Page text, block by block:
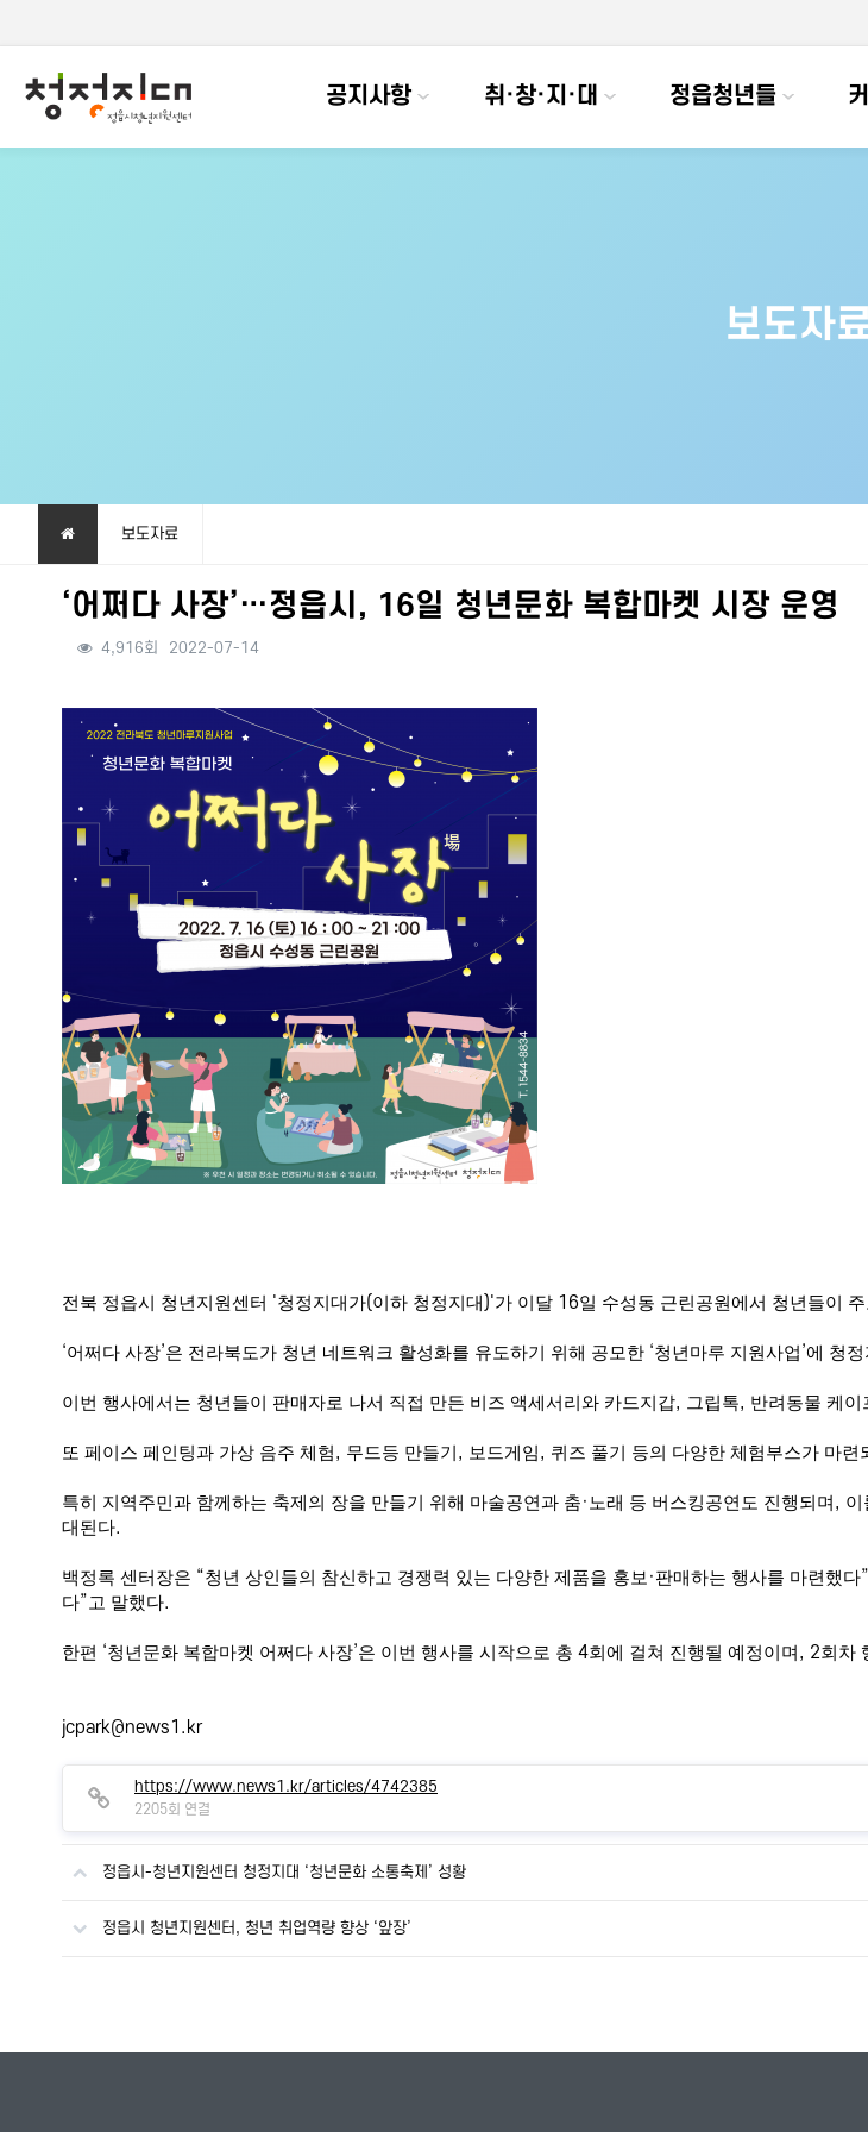
공지사항 취·창·지·대 정읍청년들
보도자
보도자료
‘어쩌다 사장’…정읍시, 16일 청년문화 복합마켓 시장 운영
4,916회 2022-07-14
본문
전북 정읍시 청년지원센터 '청정지대가(이하 청정지대 )'가 이달 16일 수성동 근린공원에서 청년들이
‘어쩌다 사장’은 전라북도가 청년 네트워크 활성화를 유도하기 위해 공모한 ‘청년마루 지원사업’에 청
이번 행사에서는 청년들이 판매자로 나서 직접 만든 비즈 액세서리와 카드지갑, 그립톡, 반려동물 케
또 페이스 페인팅과 가상 음주 체험, 무드등 만들기 , 보드게임, 퀴즈 풀기 등의 다양한 체험부스가 마련
특히 지역주민과 함께하는 축제의 장을 만들기 위해 마술공연과 춤· 노래 등 버스킹공연도 진행되며 , 이
대된다.
백정록 센터장은 “청년 상인들의 참신하고 경쟁력 있는 다양한 제품을 홍보 ·판매하는 행사를 마련했다”
다” 고 말했다.
한편 ‘청년문화 복합마켓 어쩌다 사장’은 이번 행사를 시작으로 총 4회에 걸쳐 진행될 예정이며 , 2회차
jcpark@news1.kr
https://www.news1.kr/articles/4742385
2205회 연결
정읍시-청년지원센터 청정지대 ‘청년문화 소통축제’ 성황
정읍시 청년지원센터, 청년 취업역량 향상 ‘앞장’